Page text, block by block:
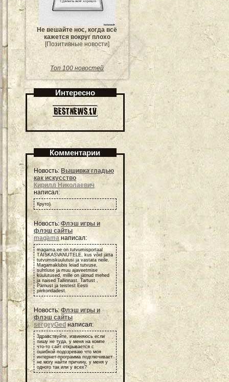
Не вешайте нос, когда всё
кажется вокруг плохо
[Позитивные новости]
Топ 100 новостей
Интересно
Комментарии
Новость: Вышивка гладью
как искусство
Кирилл Николаевич
написал:
Круто)
Новость:Флэш игры и
флэш сайты
magama написал:
magama.ee on tutvumisportaal
TÄISKASVANUTELE, kus võid jätta
tutvumiskuulutusi ja vastata neile.
Magamaklubis leiad tutvuse,
suhtluse ja muu ajaveetmise
kuulutused, mille on jätnud mehed
ja naised Tallinnast, Tartust ,
Pärnust ja teistest Eesti
piirkondadest.
Новость: Флэш игры и
флэш сайты
sergeyGed написал:
Здравствуйте, извиняюсь если
пишу не туда, у меня на компе
что-то сайт открывается с
ошибкой подозреваю что моя
интернет-программа подглючивает
не могу найти причину, у меня у
одного так или у всех?